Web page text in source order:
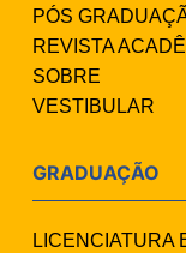
PÓS
REVISTA
SOBRE
VESTIBULAR
GRADUAÇÃO
LICENCIATURA